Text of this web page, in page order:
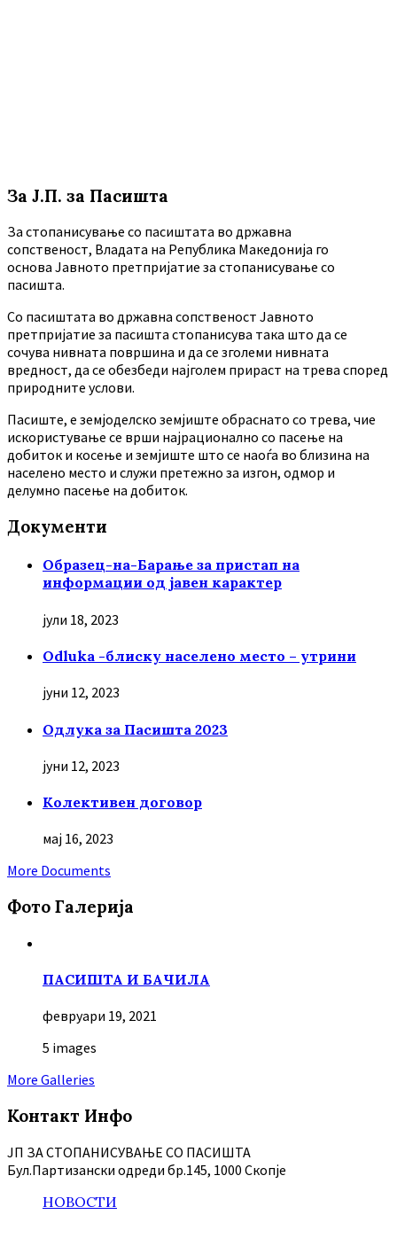
За Ј.П. за Пасишта
За стопанисување со пасиштата во државна
сопственост, Владата на Република Македонија го
основа Јавното претпријатие за стопанисување со
пасишта.
Co пасиштата во државна сопственост Јавното
претпријатие за пасишта стопанисува така што да се
сочува нивната површина и да се зголеми нивната
вредност, да се обезбеди најголем прираст на трева според
природните услови.
Пасиште, е земјоделско земјиште обраснато со трева, чие
искористување се врши најрационално со пасење на
добиток и косење и земјиште што се наоѓа во близина на
населено место и служи претежно за изгон, одмор и
делумно пасење на добиток.
Документи
Образец-на-Барање за пристап на
информации од јавен карактер
јули 18, 2023
Odluka -блиску населено место – утрини
јуни 12, 2023
Oдлука за Пасишта 2023
јуни 12, 2023
Колективен договор
мај 16, 2023
More Documents
Фото Галерија
ПАСИШТА И БАЧИЛА
февруари 19, 2021
5 images
More Galleries
Контакт Инфо
ЈП ЗА СТОПАНИСУВАЊЕ СО ПАСИШТА
Бул.Партизански oдреди бр.145, 1000 Скопје
НОВОСТИ